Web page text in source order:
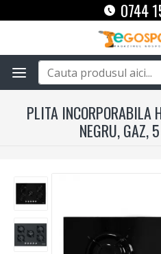
0744
PLITA INCORPORABILA
NEGRU, GAZ,